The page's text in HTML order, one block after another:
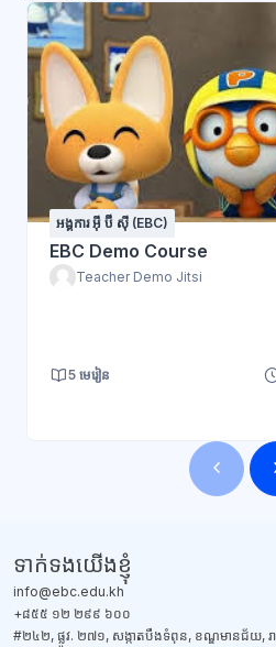
អង្គការ អ៊ី ប៊ី ស៊ី (EBC)
EBC Demo Course
Teacher Demo Jitsi
5 មេរៀន
ទាក់ទង​យើងខ្ញុំ
info@ebc.edu.kh
+៨៥៥ ១២ ២៩៩ ៦០០
#២៤២, ផ្លូវ. ២៧១, សង្កាតបឹងទំពុន, ខណ្ឌមានជ័យ, រា